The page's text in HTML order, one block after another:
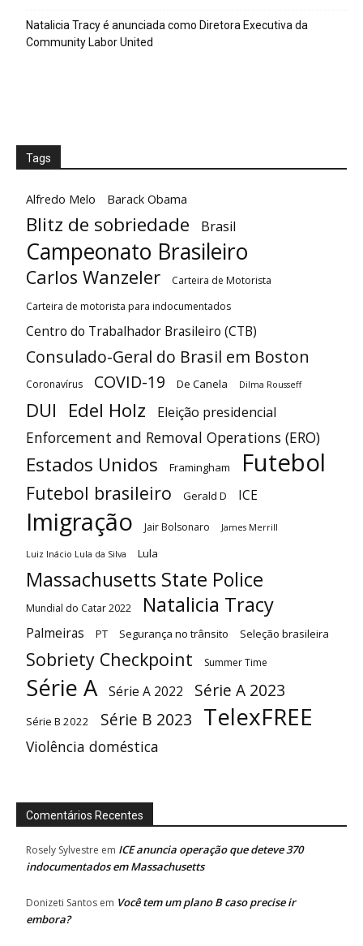
Natalicia Tracy é anunciada como Diretora Executiva da
Community Labor United
Tags
Alfredo Melo Barack Obama
Blitz de sobriedade Brasil
Campeonato Brasileiro
Carlos Wanzeler
Carteira de Motorista
Carteira de motorista para indocumentados
Centro do Trabalhador Brasileiro (CTB)
Consulado-Geral do Brasil em Boston
Coronavírus COVID-19 De Canela Dilma Rousseff
DUI Edel Holz Eleição presidencial
Enforcement and Removal Operations (ERO)
Estados Unidos Framingham Futebol
Futebol brasileiro Gerald D ICE
Imigração Jair Bolsonaro James Merrill
Luiz Inácio Lula da Silva Lula
Massachusetts State Police
Mundial do Catar 2022 Natalicia Tracy
Palmeiras PT Segurança no trânsito Seleção brasileira
Sobriety Checkpoint Summer Time
Série A Série A 2022 Série A 2023
Série B 2022 Série B 2023 TelexFREE
Violência doméstica
Comentários Recentes
Rosely Sylvestre em ICE anuncia operação que deteve 370
indocumentados em Massachusetts
Donizeti Santos em Você tem um plano B caso precise ir
embora?